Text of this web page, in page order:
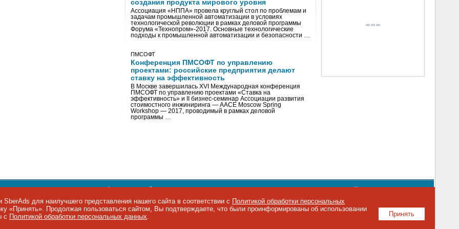
создания продукта мирового уровня
Ассоциация «НППА» провела круглый стол по проблемам и
задачам промышленной автоматизации в условиях
технологической революции в рамках деловой программы
Форума «Технопром»-2017. Основные технологические
подходы к промышленной автоматизации и безопасности …
ПМСОФТ
Конференция ПМСОФТ по управлению
проектами: российские предприятия делают
ставку на эффективность
В Москве завершилась XVI Международная конференция
ПМСОФТ по управлению проектами «Ставка на
эффективность» и II бизнес-семинар Ассоциации развития
стоимостного инжиниринга — AACE Moscow Spring
Workshop — 2017, проводимый в рамках деловой
программы …
персональных данных,информация об авторских правах и порядке использования материалов сайта
+7 495 974-22-60. Факс: +7 495 974-22-63. E-mail:
siteeditor@iemag.ru
IT-рынка Принять
для наилучшего представления нашего сайта в соответствии с Политикой обработки персональных
«Принять». Продолжая пользоваться сайтом, Вы подтверждаете, что были проинформированы об использовании
с Политикой обработки персональных данных.